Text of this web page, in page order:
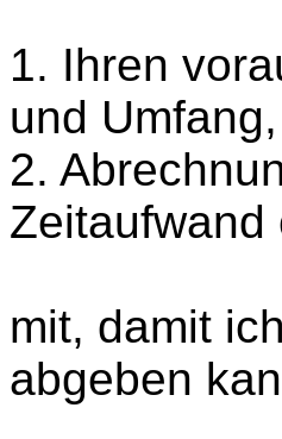
1. Ihren
und
2.
Zeitaufwand
mit, damit
abgeben